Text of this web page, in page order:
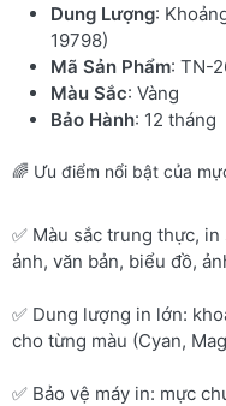
Dung Lượng:
19798)
Mã Sản Phẩm: TN-
Màu Sắc: Vàng
Bảo Hành: 12 tháng
🌈 Ưu điểm nổi bật của
✅ Màu sắc trung thực,
ảnh, văn bản, biểu đồ,
✅ Dung lượng in lớn:
cho từng màu (Cyan,
✅ Bảo vệ máy in: mực